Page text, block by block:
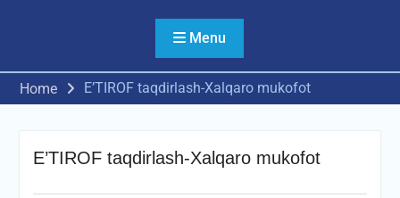
Menu
Home E’TIROF taqdirlash-Xalqaro mukofot
E’TIROF taqdirlash-Xalqaro mukofot